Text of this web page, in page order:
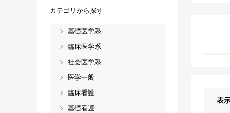
表
カテゴリから探す
基礎医学系
臨床医学系
社会医学系
医学一般
臨床看護
基礎看護